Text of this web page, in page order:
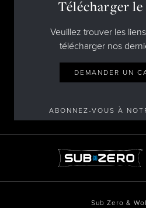
Télécharger
Veuillez trouver les
télécharger nos
DEMANDER UN
ABONNEZ-VOUS À
Sub Zero &